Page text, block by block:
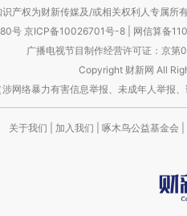
产权为财新传媒及/或相关权利人专属所
号京ICP备10026701号-8 网信算备
广播电视节目制作经营许可证：京第
Copyright 财新网 All
涉网络暴力有害信息举报、未成年人举
关于我们 加入我们 啄木鸟公益基金会